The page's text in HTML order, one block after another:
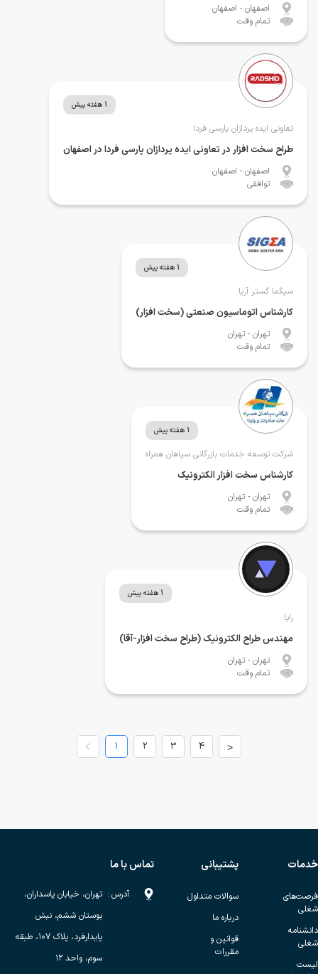
اصفهان - اصفهان
تمام وقت
1 هفته پیش
تعاونی ایده پردازان پارسی فردا
طراح سخت افزار در تعاونی ایده پردازان پارسی فردا در اصفهان
اصفهان - اصفهان
توافقی
1 هفته پیش
سیگما گستر آریا
کارشناس اتوماسیون صنعتی (سخت افزار)
تهران - تهران
تمام وقت
1 هفته پیش
شرکت توسعه خدمات بازرگانی سپاهان همراه
کارشناس سخت افزار الکترونیک
تهران - تهران
تمام وقت
1 هفته پیش
رایا
مهندس طراح الکترونیک (طراح سخت افزار-آقا)
تهران - تهران
تمام وقت
1 2 3 4 >
خدمات
فرصت‌های
شغلی
دانشنامه
شغلی
لیست
پشتیبانی
سوالات متداول
درباره ما
قوانین و
مقررات
تماس با ما
آدرس: تهران، خیابان پاسداران،
بوستان ششم، نبش
پایدارفرد، پلاک ۱۰۷، طبقه
سوم، واحد ۱۲